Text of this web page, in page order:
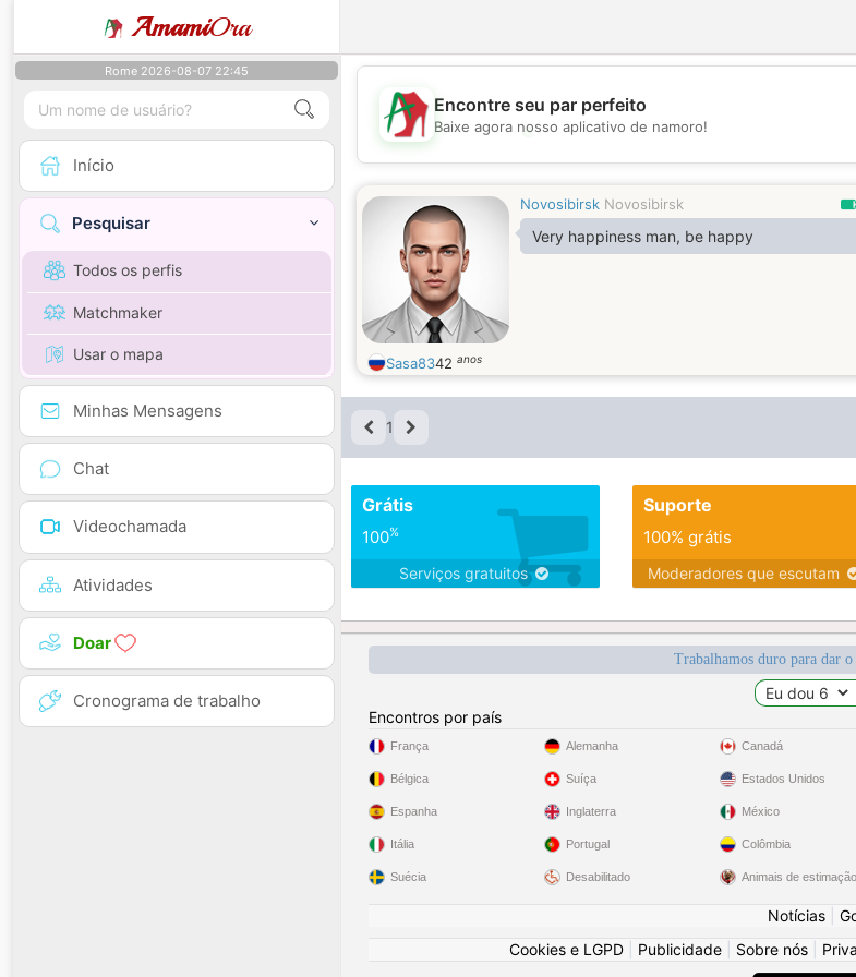
AmamiOra
Rome 2026-08-07 22:45
Início
Pesquisar
Todos os perfis
Matchmaker
Usar o mapa
Minhas Mensagens
Chat
Videochamada
Atividades
Doar
Cronograma de trabalho
💖
Encontre seu par perfeito
Baixe agora nosso aplicativo de namoro!
Novosibirsk Novosibirsk
Very happiness man, be happy
Sasa8342 anos
1
Grátis
100%
Serviços gratuitos
Suporte
100% grátis
Moderadores que escutam
Trabalhamos duro para dar
Encontros por país
França
Bélgica
Espanha
Itália
Suécia
Alemanha
Suíça
Inglaterra
Portugal
Desabilitado
Canadá
Estados Unidos
México
Colômbia
Animais de estimação
Notícias
Cookies e LGPD
Publicidade Sobre nós